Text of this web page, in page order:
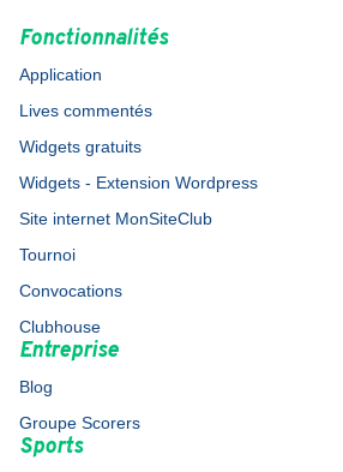
Fonctionnalités
Application
Lives commentés
Widgets gratuits
Widgets - Extension Wordpress
Site internet MonSiteClub
Tournoi
Convocations
Clubhouse
Entreprise
Blog
Groupe Scorers
Sports